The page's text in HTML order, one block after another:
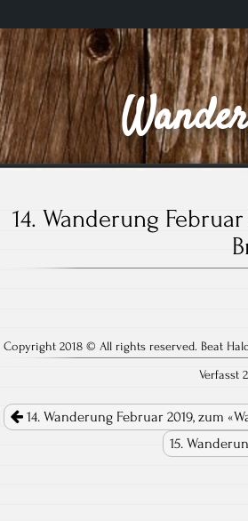
14. Wanderung
Copyright 2018 © All rights reserved. Beat
Verfasst
Post navigation
14. Wanderung Februar 2019, zum
15.